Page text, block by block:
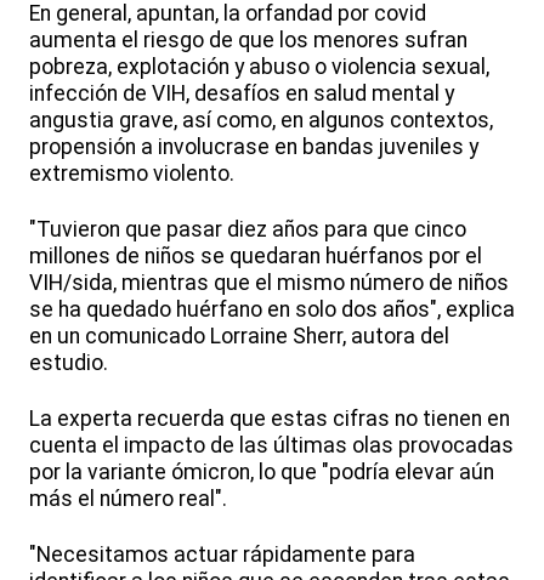
En general, apuntan, la orfandad por covid
aumenta el riesgo de que los menores sufran
pobreza, explotación y abuso o violencia sexual,
infección de VIH, desafíos en salud mental y
angustia grave, así como, en algunos contextos,
propensión a involucrase en bandas juveniles y
extremismo violento.
"Tuvieron que pasar diez años para que cinco
millones de niños se quedaran huérfanos por el
VIH/sida, mientras que el mismo número de niños
se ha quedado huérfano en solo dos años", explica
en un comunicado Lorraine Sherr, autora del
estudio.
La experta recuerda que estas cifras no tienen en
cuenta el impacto de las últimas olas provocadas
por la variante ómicron, lo que "podría elevar aún
más el número real".
"Necesitamos actuar rápidamente para